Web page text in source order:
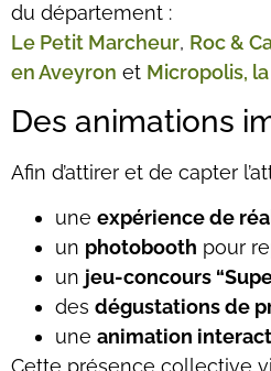
du département :
Le Petit Marcheur, Roc &
en Aveyron et Micropolis,
Des animations
Afin d’attirer et de capter
une expérience de
un photobooth pour
un jeu-concours
des dégustations de
une animation
Cette présence collective